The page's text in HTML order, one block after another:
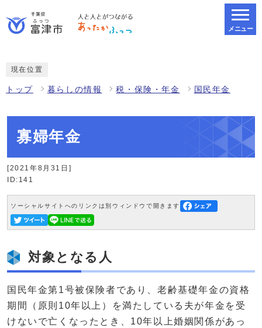
メニュー
現在位置
トップ 暮らしの情報 税・保険・年金 国民年金
寡婦年金
[2021年8月31日]
ID:141
ソーシャルサイトへのリンクは別ウィンドウで開きます
対象となる人
国民年金第1号被保険者であり、老齢基礎年金の資格
期間（原則10年以上）を満たしている夫が年金を受
けないで亡くなったとき、10年以上婚姻関係があっ